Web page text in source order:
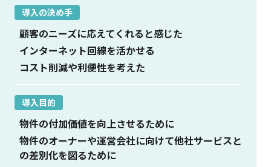
導入の決め手
顧客のニーズに応えてくれると感じた
インターネット回線を活かせる
コスト削減や利便性を考えた
導入目的
物件の付加価値を向上させるために
物件のオーナーや運営会社に向けて他社サービスと
の差別化を図るために